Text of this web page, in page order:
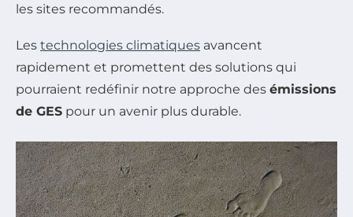
les sites recommandés.
Les technologies climatiques avancent
rapidement et promettent des solutions qui
pourraient redéfinir notre approche des émissions
de GES pour un avenir plus durable.